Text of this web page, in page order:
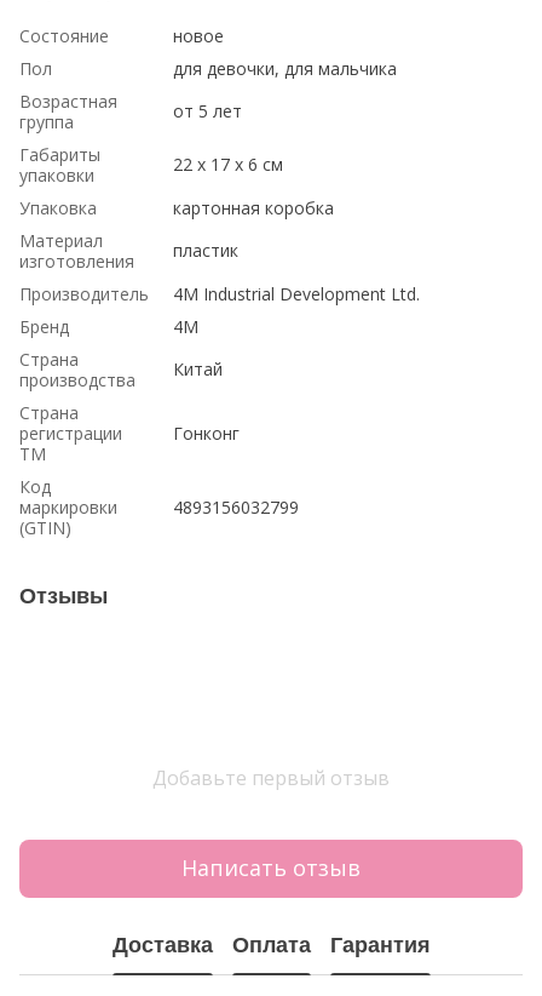
Состояние
новое
Пол
для девочки, для мальчика
Возрастная
группа
от 5 лет
Габариты
упаковки
22 х 17 х 6 см
Упаковка
картонная коробка
Материал
изготовления
пластик
Производитель
4M Industrial Development Ltd.
Бренд
4M
Страна
производства
Китай
Страна
регистрации
ТМ
Гонконг
Код
маркировки
(GTIN)
4893156032799
Отзывы
Добавьте первый отзыв
Написать отзыв
Доставка Оплата Гарантия